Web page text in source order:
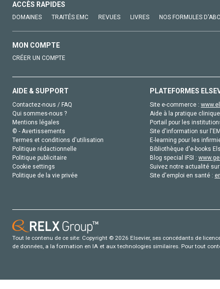
ACCÈS RAPIDES
DOMAINES TRAITÉS EMC REVUES LIVRES NOS FORMULES
MON COMPTE
CRÉER UN COMPTE
AIDE & SUPPORT
Contactez-nous / FAQ
Qui sommes-nous ?
Mentions légales
© - Avertissements
Termes et conditions d'utilisation
Politique rédactionnelle
Politique publicitaire
Cookie settings
Politique de la vie privée
PLATEFORMES
Site e-commerce :
Aide à la pratique
Portail pour les
Site d'information sur
E-learning pour les
Bibliothèque d'e-books
Blog special IFSI :
Suivez notre actualité
Site d'emploi en santé :
Tout le contenu de ce site: Copyright © 2026 Elsevier, ses concédants de
de données, a la formation en IA et aux technologies similaires. Pour tout